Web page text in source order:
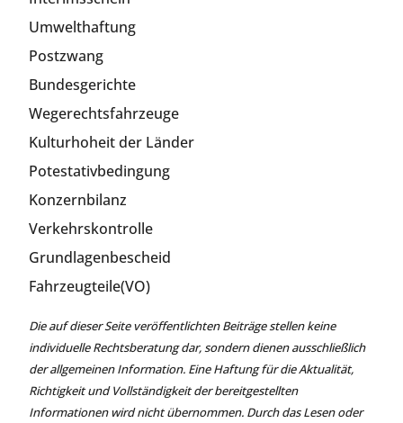
Umwelthaftung
Postzwang
Bundesgerichte
Wegerechtsfahrzeuge
Kulturhoheit der Länder
Potestativbedingung
Konzernbilanz
Verkehrskontrolle
Grundlagenbescheid
Fahrzeugteile(VO)
Die auf dieser Seite veröffentlichten Beiträge stellen keine
individuelle Rechtsberatung dar, sondern dienen ausschließlich
der allgemeinen Information. Eine Haftung für die Aktualität,
Richtigkeit und Vollständigkeit der bereitgestellten
Informationen wird nicht übernommen. Durch das Lesen oder